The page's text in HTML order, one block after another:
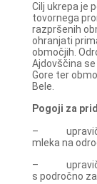
Cilj ukrepa je
tovornega
razpršenih
ohranjati
območjih.
Ajdovščina
Gore ter
Bele.
Pogoji za
–
mleka na
–
s področno